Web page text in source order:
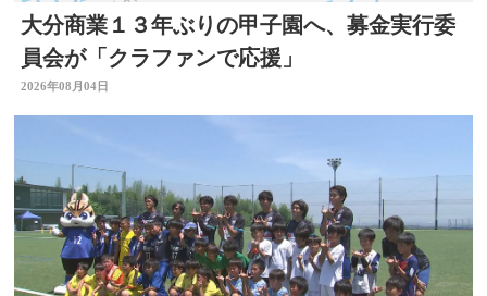
大分商業１３年ぶりの甲子園へ、募金実行委
員会が「クラファンで応援」
2026年08月04日